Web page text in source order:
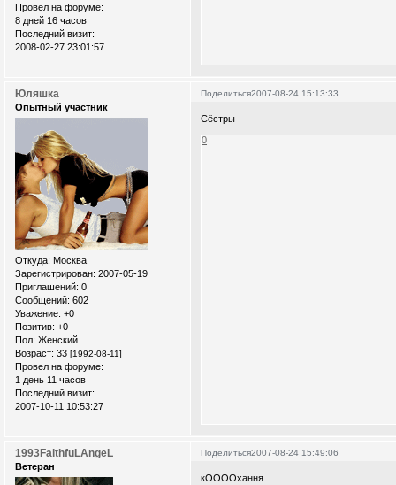
Провел на форуме:
8 дней 16 часов
Последний визит:
2008-02-27 23:01:57
Поделиться2007-08-24 15:13:33
Юляшка
Опытный участник
Откуда: Москва
Зарегистрирован: 2007-05-19
Приглашений: 0
Сообщений: 602
Уважение: +0
Позитив: +0
Пол: Женский
Возраст: 33 [1992-08-11]
Провел на форуме:
1 день 11 часов
Последний визит:
2007-10-11 10:53:27
Сёстры
0
Поделиться2007-08-24 15:49:06
1993FaithfuLAngeL
Ветеран
кООООхання